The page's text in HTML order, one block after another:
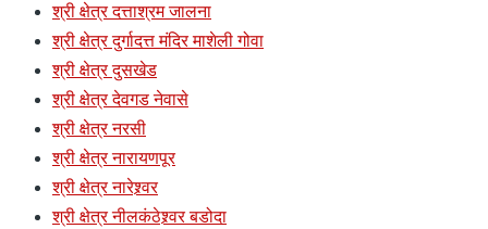
श्री क्षेत्र दत्ताश्रम जालना
श्री क्षेत्र दुर्गादत्त मंदिर माशेली गोवा
श्री क्षेत्र दुसखेड
श्री क्षेत्र देवगड नेवासे
श्री क्षेत्र नरसी
श्री क्षेत्र नारायणपूर
श्री क्षेत्र नारेश्र्वर
श्री क्षेत्र नीलकंठेश्र्वर बडोदा